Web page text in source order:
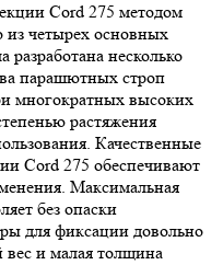
Cord 275 методом
из четырех основных
несколько
парашютных строп
многократных высоких
растяжения
Качественные
Cord 275 обеспечивают
Максимальная
без опаски
для фиксации довольно
и малая толщина